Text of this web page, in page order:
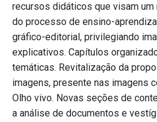
recursos didáticos que visam
do processo de ensino-
gráfico-editorial, privilegiando
explicativos. Capítulos
temáticas. Revitalização da
imagens, presente nas imagens
Olho vivo. Novas seções de
a análise de documentos e